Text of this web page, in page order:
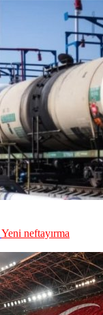
Yeni neftayırma